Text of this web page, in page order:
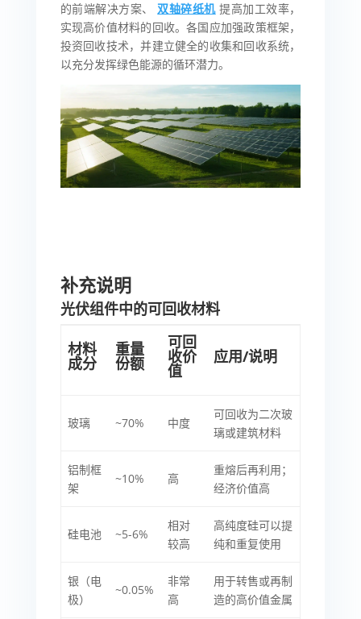
的前端解决方案、 双轴碎纸机提高加工效率，
实现高价值材料的回收。各国应加强政策框架，
投资回收技术，并建立健全的收集和回收系统，
以充分发挥绿色能源的循环潜力。
补充说明
光伏组件中的可回收材料
材料
成分
重量
份额
可回
收价
值
应用/说明
玻璃 ~70% 中度
可回收为二次玻
璃或建筑材料
铝制框
架
~10% 高
重熔后再利用；
经济价值高
硅电池 ~5-6%
相对
较高
高纯度硅可以提
纯和重复使用
银（电
极）
~0.05%
非常
高
用于转售或再制
造的高价值金属